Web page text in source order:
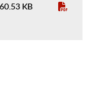
60.53 KB